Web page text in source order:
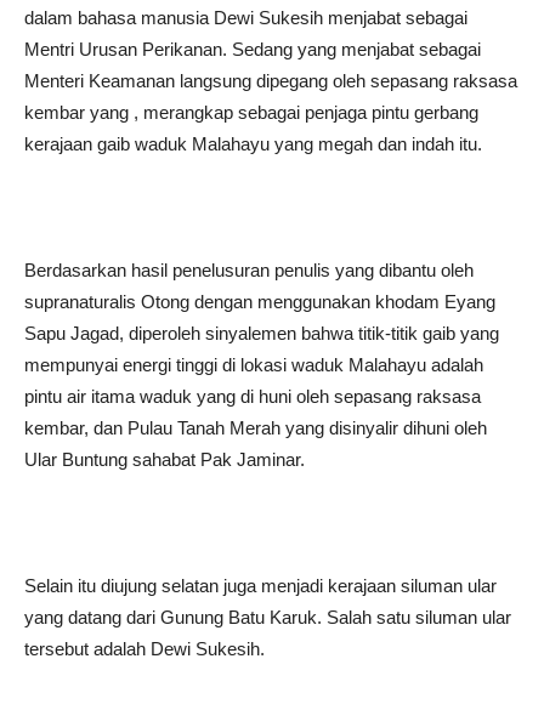
dalam bahasa manusia Dewi Sukesih menjabat sebagai
Mentri Urusan Perikanan. Sedang yang menjabat sebagai
Menteri Keamanan langsung dipegang oleh sepasang raksasa
kembar yang , merangkap sebagai penjaga pintu gerbang
kerajaan gaib waduk Malahayu yang megah dan indah itu.
Berdasarkan hasil penelusuran penulis yang dibantu oleh
supranaturalis Otong dengan menggunakan khodam Eyang
Sapu Jagad, diperoleh sinyalemen bahwa titik-titik gaib yang
mempunyai energi tinggi di lokasi waduk Malahayu adalah
pintu air itama waduk yang di huni oleh sepasang raksasa
kembar, dan Pulau Tanah Merah yang disinyalir dihuni oleh
Ular Buntung sahabat Pak Jaminar.
Selain itu diujung selatan juga menjadi kerajaan siluman ular
yang datang dari Gunung Batu Karuk. Salah satu siluman ular
tersebut adalah Dewi Sukesih.